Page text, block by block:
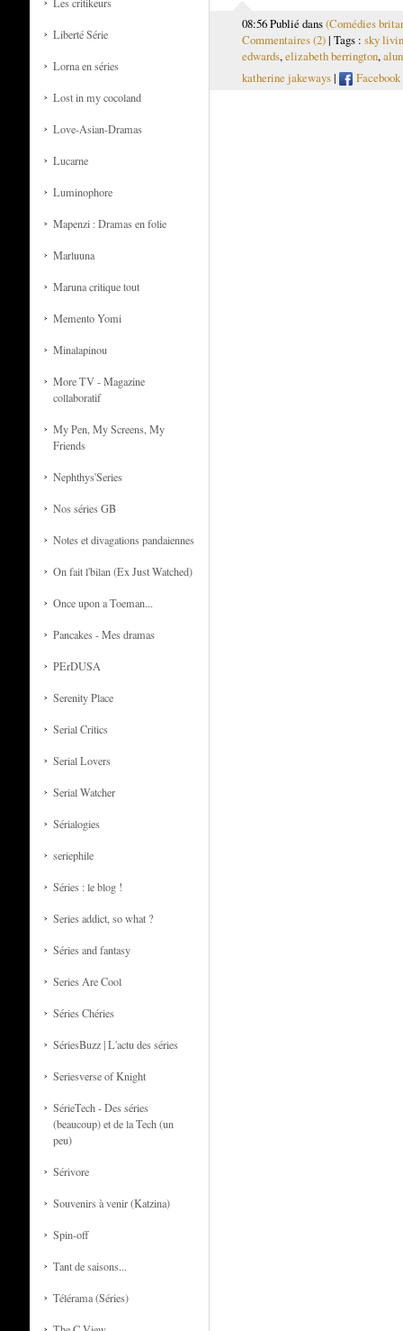
Liberté Série
Lorna en séries
Lost in my cocoland
Love-Asian-Dramas
Lucarne
Luminophore
Mapenzi : Dramas en folie
Marluuna
Maruna critique tout
Memento Yomi
Minalapinou
More TV - Magazine
collaboratif
My Pen, My Screens, My
Friends
Nephthys'Series
Nos séries GB
Notes et divagations pandaiennes
On fait l'bilan (Ex Just Watched)
Once upon a Toeman...
Pancakes - Mes dramas
PErDUSA
Serenity Place
Serial Critics
Serial Lovers
Serial Watcher
Sérialogies
seriephile
Séries : le blog !
Series addict, so what ?
Séries and fantasy
Series Are Cool
Séries Chéries
SériesBuzz | L'actu des séries
Seriesverse of Knight
SérieTech - Des séries
(beaucoup) et de la Tech (un
peu)
Sérivore
Souvenirs à venir (Katzina)
Spin-off
Tant de saisons...
Télérama (Séries)
08:56 Publié dans(Comédies
Commentaires (2)| Tags : sky
edwards,elizabeth berrington,
katherine jakeways| Facebook